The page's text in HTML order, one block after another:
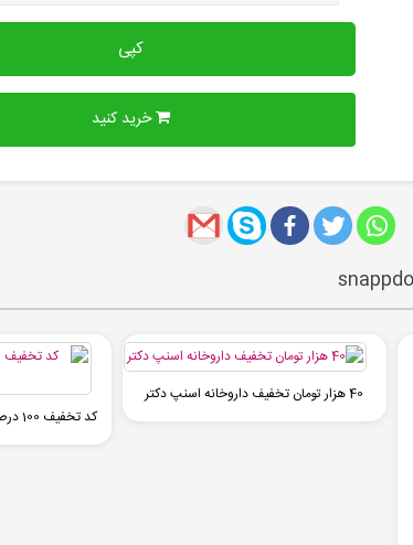
کپی
خرید کنید
40 هزار تومان تخفیف داروخانه اسنپ دکتر
کد